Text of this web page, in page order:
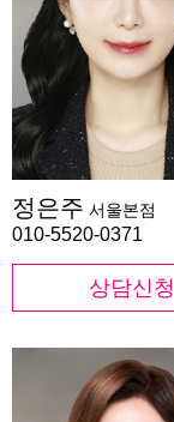
은
주
정은주 서울본점
010-5520-0371
상담신청